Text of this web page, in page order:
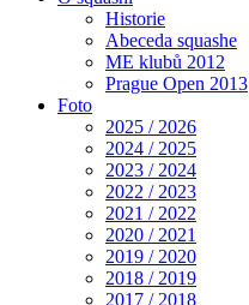
Historie
Abeceda squashe
ME klubů 2012
Prague Open 2013
Foto
2025 / 2026
2024 / 2025
2023 / 2024
2022 / 2023
2021 / 2022
2020 / 2021
2019 / 2020
2018 / 2019
2017 / 2018